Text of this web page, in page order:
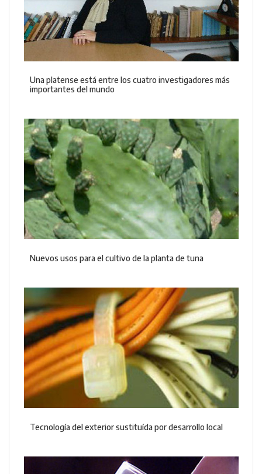
Una platense está entre los cuatro investigadores más
importantes del mundo
Nuevos usos para el cultivo de la planta de tuna
Tecnología del exterior sustituída por desarrollo local